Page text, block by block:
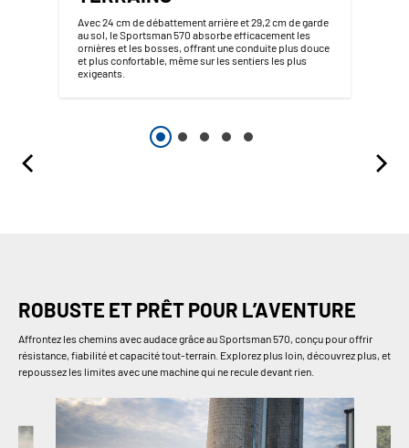
Avec 24 cm de débattement arrière et 29,2 cm de garde
au sol, le Sportsman 570 absorbe efficacement les
ornières et les bosses, offrant une conduite plus douce
et plus confortable, même sur les sentiers les plus
exigeants.
ROBUSTE ET PRÊT POUR L’AVENTURE
Affrontez les chemins avec audace grâce au Sportsman 570, conçu pour offrir
résistance, fiabilité et capacité tout-terrain. Explorez plus loin, découvrez plus, et
repoussez les limites avec une machine qui ne recule devant rien.